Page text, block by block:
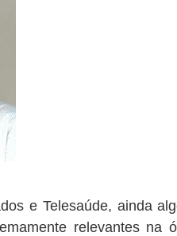
e Telesaúde, ainda
relevantes na